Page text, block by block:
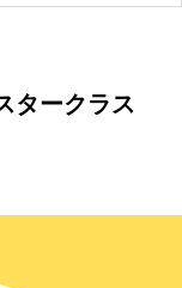
ークラス